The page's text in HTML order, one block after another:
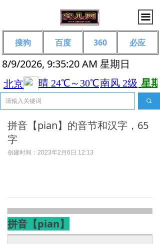
끀
8/9/2026, 9:35:20 AM 星期日
끠
搜狗 百度 360 必应
拼音【pian】的音节和汉字，65
字
创建时间： 2023年2月6日 12:13
拼音【pian】